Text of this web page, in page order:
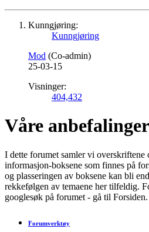
Kunngjøring:
Kunngjøring
Mod (Co-admin)
25-03-15
Visninger:
404,432
Våre anbefalinger
I dette forumet samler vi overskriftene
informasjon-boksene som finnes på
og plasseringen av boksene kan bli
rekkefølgen av temaene her tilfeldig.
googlesøk på forumet - gå til Forsiden.
Forumverktøy